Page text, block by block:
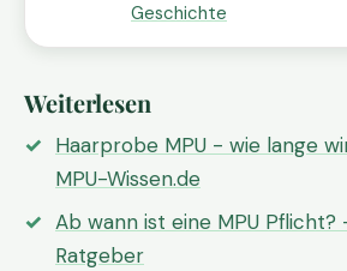
Geschichte
Weiterlesen
Haarprobe MPU - wie lange
MPU-Wissen.de
Ab wann ist eine MPU
Ratgeber